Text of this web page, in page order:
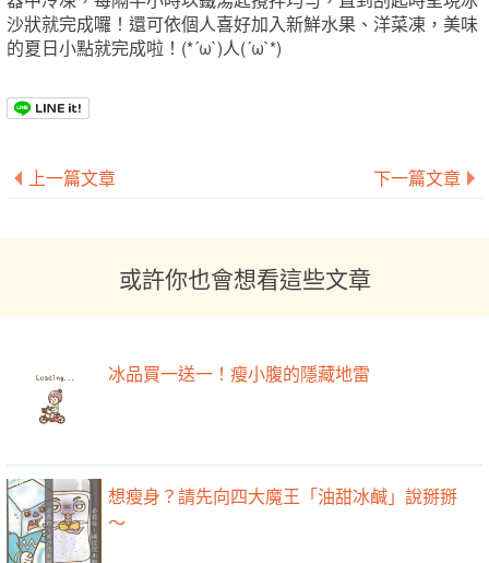
沙狀就完成囉！還可依個人喜好加入新鮮水果、洋菜凍，美味
的夏日小點就完成啦！(*´ω`)人(´ω`*)
上一篇文章 下一篇文章
或許你也會想看這些文章
冰品買一送一！瘦小腹的隱藏地雷
想瘦身？請先向四大魔王「油甜冰鹹」說掰掰
～